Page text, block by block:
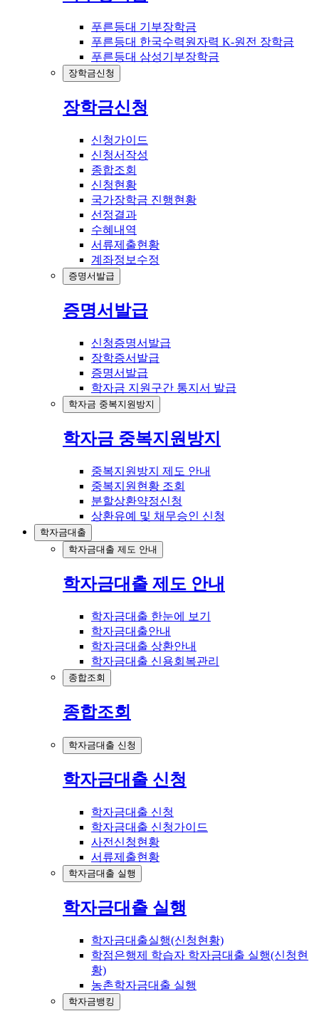
푸른등대 기부장학금
푸른등대 한국수력원자력 K-원전 장학금
푸른등대 삼성기부장학금
장학금신청
장학금신청
신청가이드
신청서작성
종합조회
신청현황
국가장학금 진행현황
선정결과
수혜내역
서류제출현황
계좌정보수정
증명서발급
증명서발급
신청증명서발급
장학증서발급
증명서발급
학자금 지원구간 통지서 발급
학자금 중복지원방지
학자금 중복지원방지
중복지원방지 제도 안내
중복지원현황 조회
분할상환약정신청
상환유예 및 채무승인 신청
학자금대출
학자금대출 제도 안내
학자금대출 제도 안내
학자금대출 한눈에 보기
학자금대출안내
학자금대출 상환안내
학자금대출 신용회복관리
종합조회
종합조회
학자금대출 신청
학자금대출 신청
학자금대출 신청
학자금대출 신청가이드
사전신청현황
서류제출현황
학자금대출 실행
학자금대출 실행
학자금대출실행(신청현황)
학점은행제 학습자 학자금대출 실행(신청현
황)
농촌학자금대출 실행
학자금뱅킹